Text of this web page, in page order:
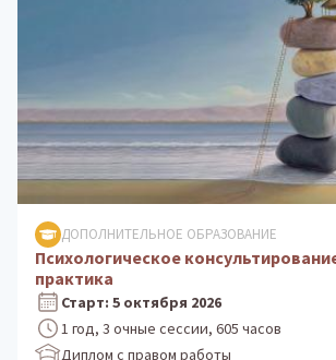
ДОПОЛНИТЕЛЬНОЕ ОБРАЗОВАНИЕ
Клиническая психология: практика
психологического консультирования
Старт: 24 августа 2026
1 год, 3 очные сессии, 605 часов
Диплом с правом работы